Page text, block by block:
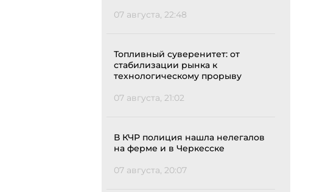
07 августа, 22:48
Топливный суверенитет: от
стабилизации рынка к
технологическому прорыву
07 августа, 21:02
В КЧР полиция нашла нелегалов
на ферме и в Черкесске
07 августа, 20:07